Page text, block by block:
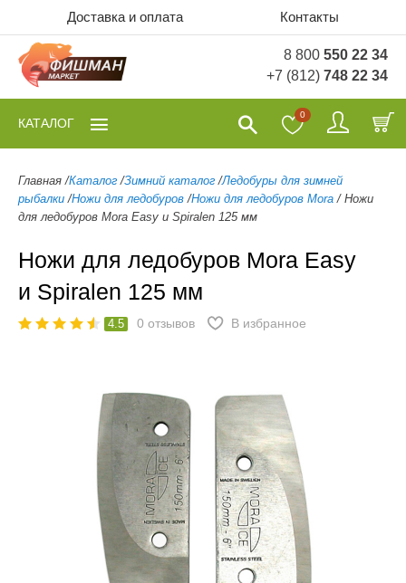
Доставка и оплата Контакты
8 800 550 22 34
+7 (812) 748 22 34
0
КАТАЛОГ
Главная /Каталог /Зимний каталог /Ледобуры для зимней
рыбалки /Ножи для ледобуров /Ножи для ледобуров Mora / Ножи
для ледобуров Mora Easy и Spiralen 125 мм
Ножи для ледобуров Mora Easy
и Spiralen 125 мм
4.5 0 отзывов В избранное